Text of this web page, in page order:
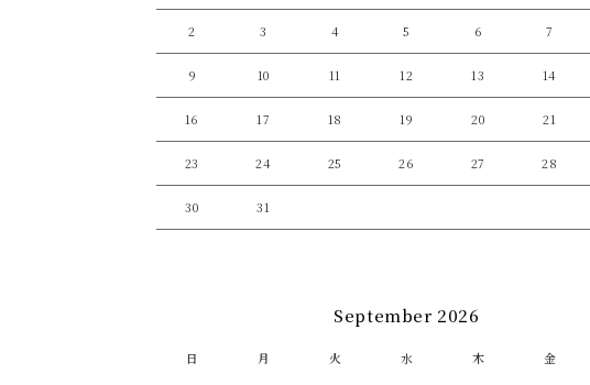
2 3 4 5 6 7
9 10 11 12 13 14
16 17 18 19 20 21
23 24 25 26 27 28
30 31
September 2026
日 月 火 水 木 金